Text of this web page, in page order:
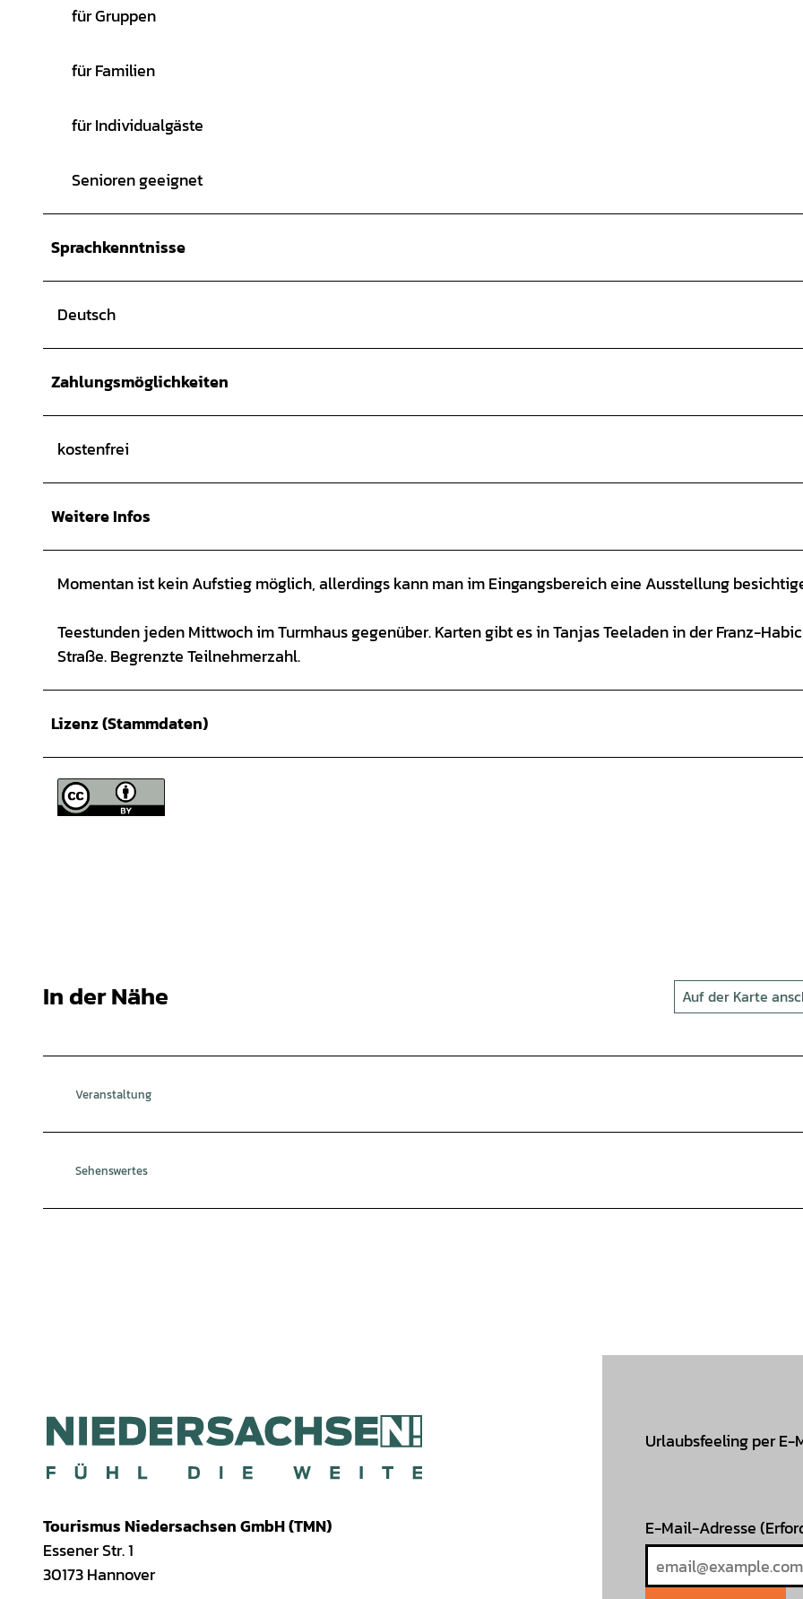
für Gruppen
für Familien
für Individualgäste
Senioren geeignet
Sprachkenntnisse
Deutsch
Zahlungsmöglichkeiten
kostenfrei
Weitere Infos
Momentan ist kein Aufstieg möglich, allerdings kann man im Eingangsbereich eine Ausstellung
Teestunden jeden Mittwoch im Turmhaus gegenüber. Karten gibt es in Tanjas Teeladen in der Franz-
Straße. Begrenzte Teilnehmerzahl.
Lizenz (Stammdaten)
In der Nähe Auf der Karte
Veranstaltung
Sehenswertes
Tourismus Niedersachsen GmbH (TMN)
Essener Str. 1
30173 Hannover
Urlaubsfeeling per E-
E-Mail-Adresse